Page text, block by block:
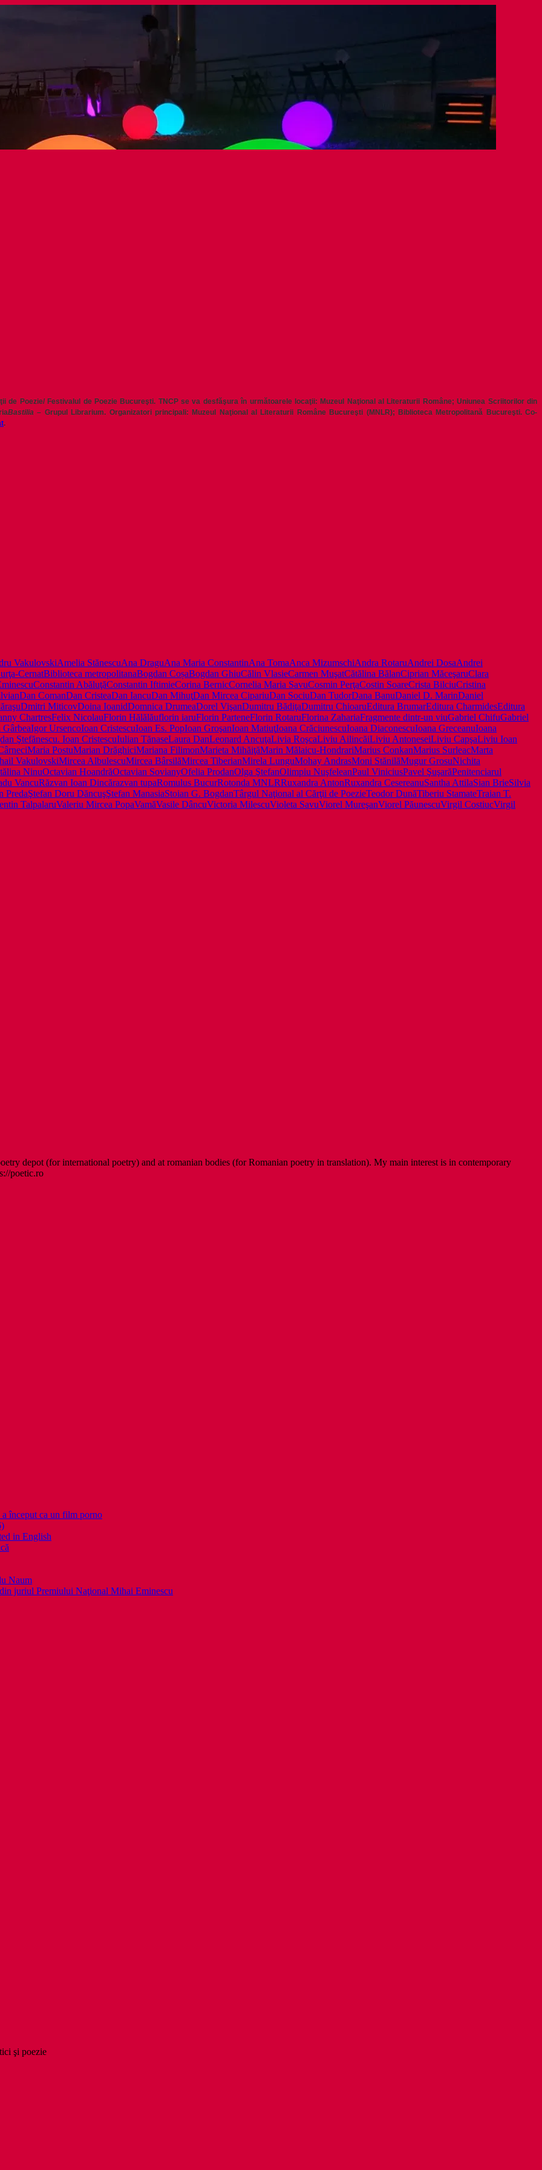
de Poezie/ Festivalul de Poezie Bucureşti. TNCP se va desfăşura în următoarele locaţii: Muzeul Naţional al Literaturii Române; Uniunea Scriitorilor din
Bastilia– Grupul Librarium. Organizatori principali: Muzeul Naţional al Literaturii Române Bucureşti (MNLR); Biblioteca Metropolitană Bucureşti. Co-
.
VakulovskiAmelia StănescuAna DraguAna Maria ConstantinAna TomaAnca MizumschiAndra RotaruAndrei DosaAndrei
CernatBiblioteca metropolitanaBogdan CoșaBogdan GhiuCălin VlasieCarmen MuşatCătălina BălanCiprian MăceşaruClara
Constantin AbăluţăConstantin IftimieCorina BernicCornelia Maria SavuCosmin PerţaCostin SoareCrista BilciuCristina
Dan ComanDan CristeaDan IancuDan MihuţDan Mircea CipariuDan SociuDan TudorDana BanuDaniel D. MarinDaniel
Dmitri MiticovDoina IoanidDomnica DrumeaDorel VişanDumitru BădiţaDumitru ChioaruEditura BrumarEditura CharmidesEditura
ChartresFelix NicolauFlorin Hălălăuflorin iaruFlorin ParteneFlorin RotaruFlorina ZahariaFragmente dintr-un viuGabriel ChifuGabriel
Igor UrsencoIoan CristescuIoan Es. PopIoan GroşanIoan MatiuţIoana CrăciunescuIoana DiaconescuIoana GreceanuIoana
Ştefănescu. Ioan CristescuIulian TănaseLaura DanLeonard AncuţaLivia RoşcaLiviu AilincăiLiviu AntoneseiLiviu CapşaLiviu Ioan
Maria PostuMarian DrăghiciMariana FilimonMarieta MihăiţăMarin Mălaicu-HondrariMarius ConkanMarius SurleacMarta
VakulovskiMircea AlbulescuMircea BârsilăMircea TiberianMirela LunguMohay AndrasMoni StănilăMugur GrosuNichita
NinuOctavian HoandrăOctavian SovianyOfelia ProdanOlga ŞtefanOlimpiu NuşfeleanPaul ViniciusPavel ŞuşarăPenitenciarul
VancuRăzvan Ioan Dincărazvan tupaRomulus BucurRotonda MNLRRuxandra AntonRuxandra CesereanuSantha AttilaSian BrieSilvia
PredaŞtefan Doru DăncuşŞtefan ManasiaStoian G. BogdanTârgul Naţional al Cărţii de PoezieTeodor DunăTiberiu StamateTraian T.
TalpalaruValeriu Mircea PopaVamăVasile DâncuVictoria MilescuVioleta SavuViorel MureşanViorel PăunescuVirgil CostiucVirgil
depot (for international poetry) and at romanian bodies (for Romanian poetry in translation). My main interest is in contemporary
poetic.ro
început ca un film porno
in English
Naum
juriul Premiului Naţional Mihai Eminescu
şi poezie